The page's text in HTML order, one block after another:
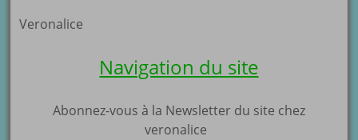
Veronalice
Navigation du site
Abonnez-vous à la Newsletter du site chez
veronalice